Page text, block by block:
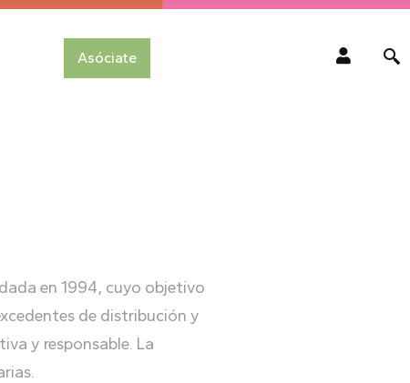
Asóciate
en 1994, cuyo objetivo
de distribución y
y responsable. La